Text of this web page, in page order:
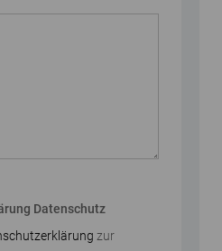
Datenschutz
zur